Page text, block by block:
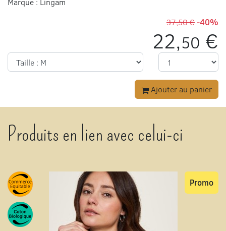
37,50 €-40%
22,50 €
Ajouter au panier
Produits en lien avec celui-ci
Promo